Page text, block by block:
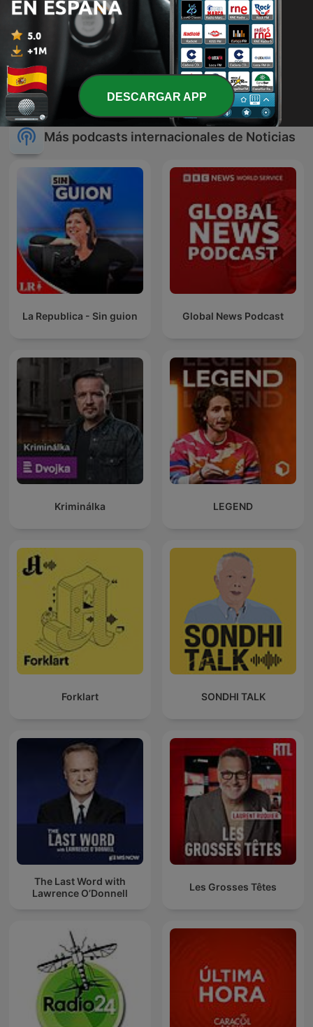
Julia en la onda La brújula
Más podcasts internacionales de Noticias
La Republica - Sin guion Global News Podcast
Kriminálka LEGEND
Forklart SONDHI TALK
The Last Word with
Lawrence O’Donnell
Les Grosses Têtes
DESCARGAR APP